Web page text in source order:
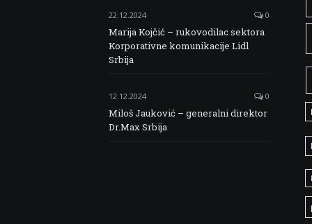
22.12.2024 0
Marija Kojčić – rukovodilac sektora
Korporativne komunikacije Lidl
Srbija
12.12.2024 0
Miloš Jauković – generalni direktor
Dr.Max Srbija